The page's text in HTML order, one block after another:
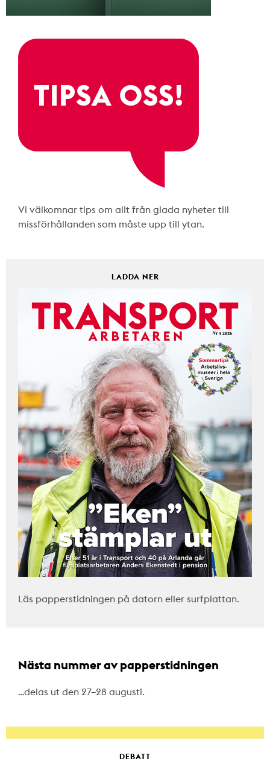
Vi välkomnar tips om allt från glada nyheter till
missförhållanden som måste upp till ytan.
LADDA NER
Läs papperstidningen på datorn eller surfplattan.
Nästa nummer av papperstidningen
…delas ut den 27–28 augusti.
DEBATT